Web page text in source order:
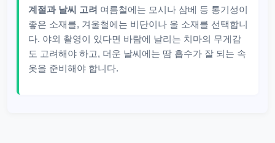
계절과 날씨 고려 여름철에는 모시나 삼베 등 통기성이
좋은 소재를, 겨울철에는 비단이나 울 소재를 선택합니
다. 야외 촬영이 있다면 바람에 날리는 치마의 무게감
도 고려해야 하고, 더운 날씨에는 땀 흡수가 잘 되는 속
옷을 준비해야 합니다.